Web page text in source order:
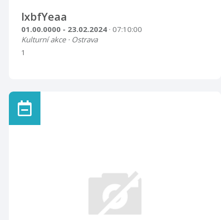
lxbfYeaa
01.00.0000 - 23.02.2024 · 07:10:00
Kulturní akce · Ostrava
1